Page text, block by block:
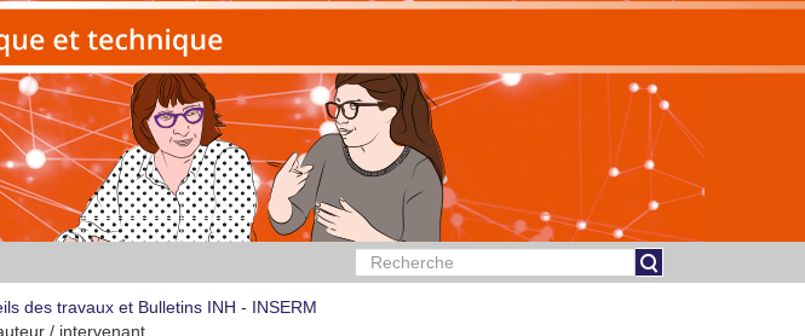
des travaux et Bulletins INH - INSERM
/ intervenant